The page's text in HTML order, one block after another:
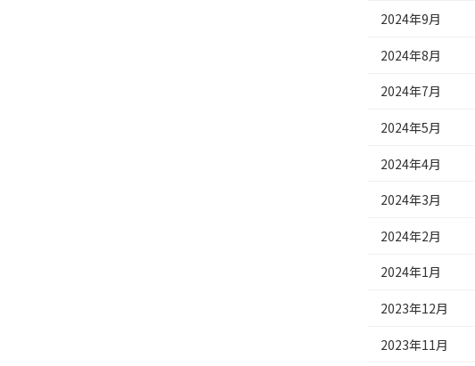
2024年9月
2024年8月
2024年7月
2024年5月
2024年4月
2024年3月
2024年2月
2024年1月
2023年12月
2023年11月